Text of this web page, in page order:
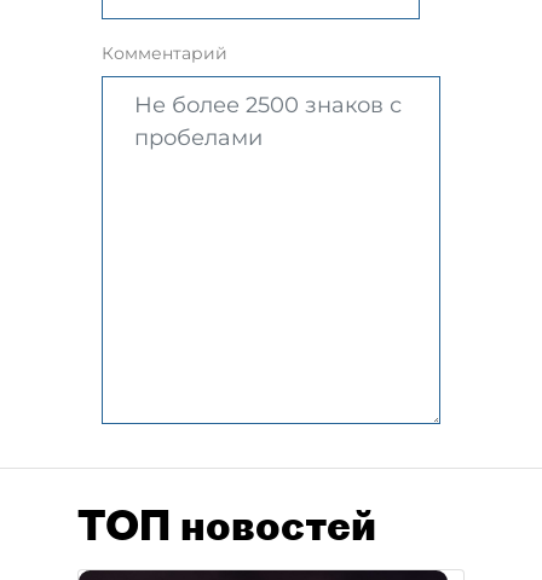
Комментарий
ТОП новостей